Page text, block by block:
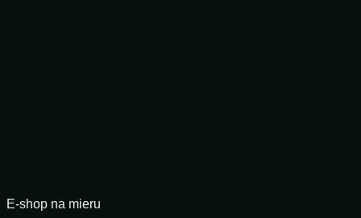
E-shop na mieru